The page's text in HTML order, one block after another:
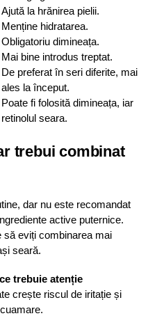
Ajută la hrănirea pielii.
Menține hidratarea.
Obligatoriu dimineața.
Mai bine introdus treptat.
De preferat în seri diferite, mai
ales la început.
Poate fi folosită dimineața, iar
retinolul seara.
trebui combinat
dar nu este recomandat
active puternice.
să eviți combinarea mai
seară.
trebuie atenție
crește riscul de iritație și